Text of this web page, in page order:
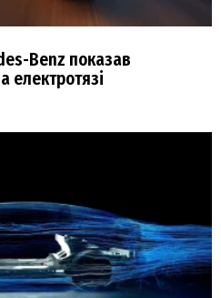
Benz показав
електротязі